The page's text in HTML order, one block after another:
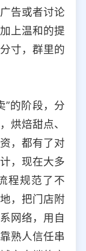
告或者讨论
上温和的提
寸，群里的
”的阶段，分
烘焙甜点、
，都有了对
，现在大多
程规范了不
，把门店附
网络，用自
熟人信任串